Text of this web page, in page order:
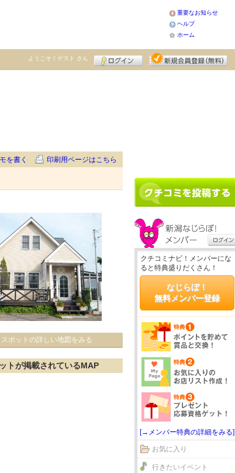
重要なお知らせ
ヘルプ
ホーム
ようこそ！ ゲスト さん
を書く 印刷用ページはこちら
ポットの詳しい地図をみる
トが掲載されているMAP
クチコミナビ！メンバーにな
ると特典盛りだくさん！
なじらぼ！
無料メンバー登録
[→メンバー特典の詳細をみる]
お気に入り
行きたいイベント